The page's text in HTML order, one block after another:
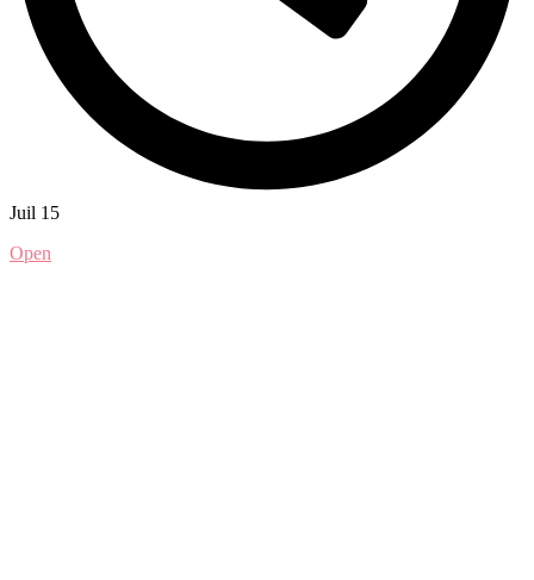
Juil 15
Open